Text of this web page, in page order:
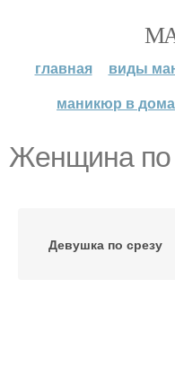
главная виды
маникюр в
Женщина по
Девушка по срезу